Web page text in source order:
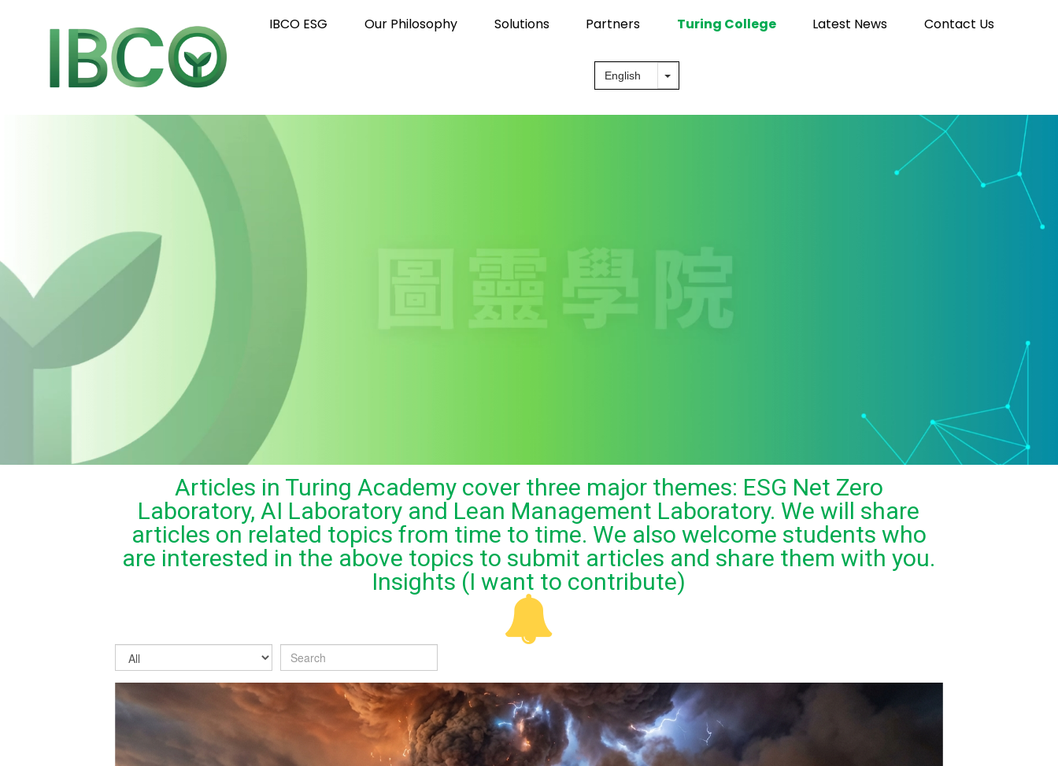
IBCO ESG Our Philosophy Solutions Partners Turing College Latest News Contact Us
Articles in Turing Academy cover three major themes: ESG Net Zero
Laboratory, AI Laboratory and Lean Management Laboratory. We will share
articles on related topics from time to time. We also welcome students who
are interested in the above topics to submit articles and share them with you.
Insights (I want to contribute)
